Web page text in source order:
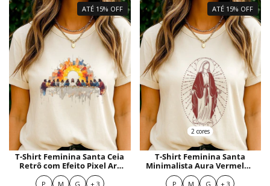
ATÉ 15% OFF
T-Shirt Feminina Santa Ceia
Retrô com Efeito Pixel Art
Vibrante
P M G + 3
ATÉ 15% OFF
2 cores
T-Shirt Feminina Santa
Minimalista Aura Vermelha
Geométrica
P M G + 3